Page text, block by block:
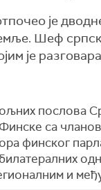
је
Шеф
је
послова
са
финског
и